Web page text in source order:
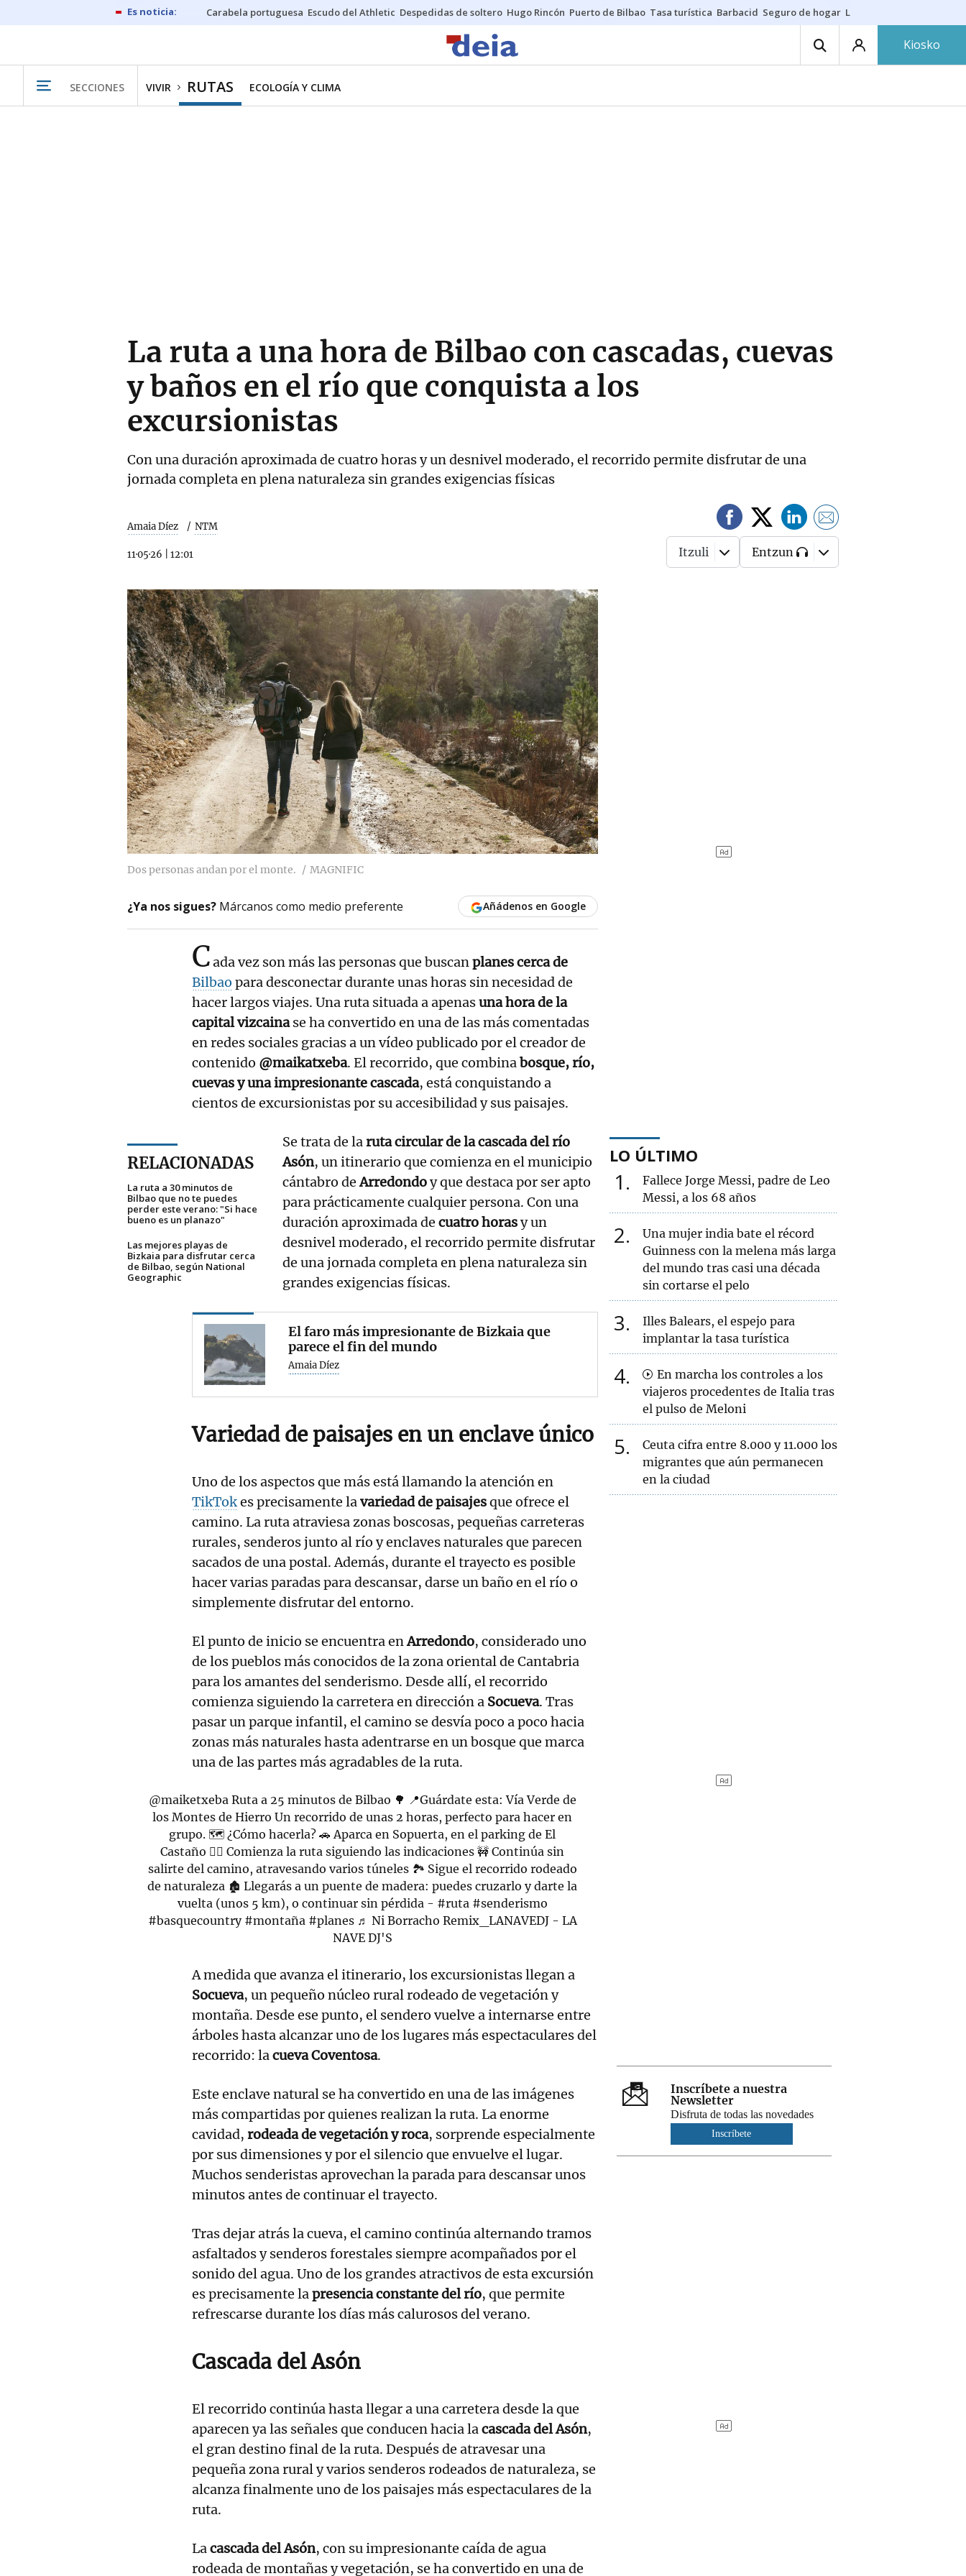
Carabela portuguesa Escudo del Athletic Despedidas de soltero Hugo Rincón Puerto de Bilbao Tasa turística Barbacid Seguro de hogar Lío Athletic-Osasuna
Kiosko
SECCIONES VIVIR RUTAS ECOLOGÍA Y CLIMA
La ruta a una hora de Bilbao con cascadas, cuevas
y baños en el río que conquista a los
excursionistas
Con una duración aproximada de cuatro horas y un desnivel moderado, el recorrido permite disfrutar de una
jornada completa en plena naturaleza sin grandes exigencias físicas
Amaia Díez NTM
11·05·26 12:01 Itzuli Entzun
Dos personas andan por el monte. MAGNIFIC
¿Ya nos sigues? Márcanos como medio preferente Añádenos en Google
Cada vez son más las personas que buscanplanes cerca de
Bilbao para desconectar durante unas horas sin necesidad de
hacer largos viajes. Una ruta situada a apenasuna hora de la
capital vizcainase ha convertido en una de las más comentadas
en redes sociales gracias a un vídeo publicado por el creador de
contenido @maikatxeba. El recorrido, que combinabosque, río,
cuevas y una impresionante cascada, está conquistando a
cientos de excursionistas por su accesibilidad y sus paisajes.
RELACIONADAS
La ruta a 30 minutos de
Bilbao que no te puedes
perder este verano: "Si hace
bueno es un planazo"
Las mejores playas de
Bizkaia para disfrutar cerca
de Bilbao, según National
Geographic
Se trata de laruta circular de la cascada del río
Asón, un itinerario que comienza en el municipio
cántabro deArredondoy que destaca por ser apto
para prácticamente cualquier persona. Con una
duración aproximada decuatro horasy un
desnivel moderado, el recorrido permite disfrutar
de una jornada completa en plena naturaleza sin
grandes exigencias físicas.
El faro más impresionante de Bizkaia que
parece el fin del mundo
Amaia Díez
Variedad de paisajes en un enclave único
Uno de los aspectos que más está llamando la atención en
TikTokes precisamente lavariedad de paisajesque ofrece el
camino. La ruta atraviesa zonas boscosas, pequeñas carreteras
rurales, senderos junto al río y enclaves naturales que parecen
sacados de una postal. Además, durante el trayecto es posible
hacer varias paradas para descansar, darse un baño en el río o
simplemente disfrutar del entorno.
El punto de inicio se encuentra enArredondo, considerado uno
de los pueblos más conocidos de la zona oriental de Cantabria
para los amantes del senderismo. Desde allí, el recorrido
comienza siguiendo la carretera en dirección a Socueva. Tras
pasar un parque infantil, el camino se desvía poco a poco hacia
zonas más naturales hasta adentrarse en un bosque que marca
una de las partes más agradables de la ruta.
@maiketxeba Ruta a 25 minutos de Bilbao 🌳 📍Guárdate esta: Vía Verde de
los Montes de Hierro Un recorrido de unas 2 horas, perfecto para hacer en
grupo. 🗺️ ¿Cómo hacerla? 🚗 Aparca en Sopuerta, en el parking de El
Castaño 🚶‍♂️ Comienza la ruta siguiendo las indicaciones 🚧 Continúa sin
salirte del camino, atravesando varios túneles 🏞️ Sigue el recorrido rodeado
de naturaleza 🏚️ Llegarás a un puente de madera: puedes cruzarlo y darte la
vuelta (unos 5 km), o continuar sin pérdida - #ruta #senderismo
#basquecountry #montaña #planes ♬ Ni Borracho Remix_LANAVEDJ - LA
NAVE DJ'S
A medida que avanza el itinerario, los excursionistas llegan a
Socueva, un pequeño núcleo rural rodeado de vegetación y
montaña. Desde ese punto, el sendero vuelve a internarse entre
árboles hasta alcanzar uno de los lugares más espectaculares del
recorrido: lacueva Coventosa.
Este enclave natural se ha convertido en una de las imágenes
más compartidas por quienes realizan la ruta. La enorme
cavidad, rodeada de vegetación y roca, sorprende especialmente
por sus dimensiones y por el silencio que envuelve el lugar.
Muchos senderistas aprovechan la parada para descansar unos
minutos antes de continuar el trayecto.
Tras dejar atrás la cueva, el camino continúa alternando tramos
asfaltados y senderos forestales siempre acompañados por el
sonido del agua. Uno de los grandes atractivos de esta excursión
es precisamente lapresencia constante del río, que permite
refrescarse durante los días más calurosos del verano.
Cascada del Asón
El recorrido continúa hasta llegar a una carretera desde la que
aparecen ya las señales que conducen hacia lacascada del Asón,
el gran destino final de la ruta. Después de atravesar una
pequeña zona rural y varios senderos rodeados de naturaleza, se
alcanza finalmente uno de los paisajes más espectaculares de la
ruta.
Lacascada del Asón, con su impresionante caída de agua
rodeada de montañas y vegetación, se ha convertido en una de
LO ÚLTIMO
1
Fallece Jorge Messi, padre de Leo
Messi, a los 68 años
2
Una mujer india bate el récord
Guinness con la melena más larga
del mundo tras casi una década
sin cortarse el pelo
3
Illes Balears, el espejo para
implantar la tasa turística
4
En marcha los controles a los
viajeros procedentes de Italia tras
el pulso de Meloni
5
Ceuta cifra entre 8.000 y 11.000 los
migrantes que aún permanecen
en la ciudad
Inscríbete a nuestra
Newsletter
Disfruta de todas las novedades
Inscríbete